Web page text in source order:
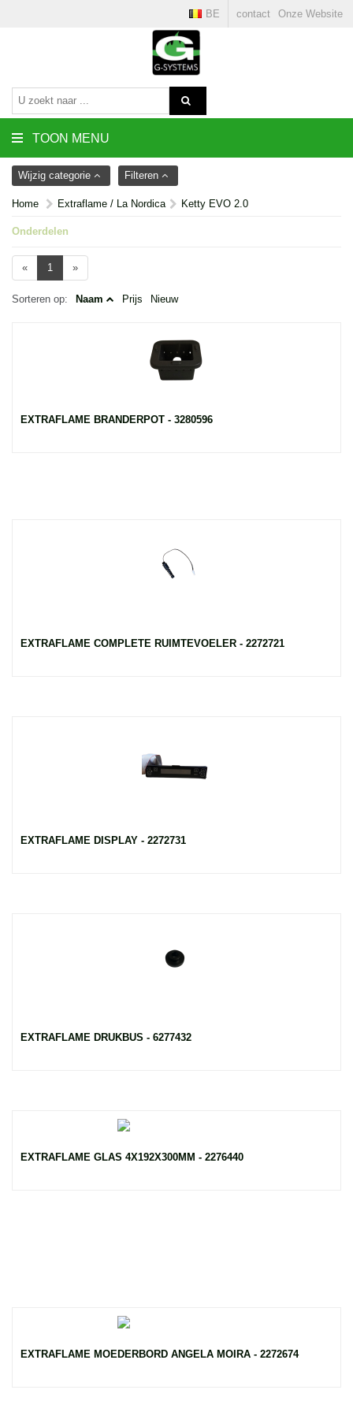
contact Onze Website
BE
TOON MENU
Wijzig categorie Filteren
Home Extraflame / La Nordica Ketty EVO 2.0
Onderdelen
« 1 »
Sorteren op: Naam Prijs Nieuw
EXTRAFLAME BRANDERPOT - 3280596
EXTRAFLAME COMPLETE RUIMTEVOELER - 2272721
EXTRAFLAME DISPLAY - 2272731
EXTRAFLAME DRUKBUS - 6277432
EXTRAFLAME GLAS 4X192X300MM - 2276440
EXTRAFLAME MOEDERBORD ANGELA MOIRA - 2272674